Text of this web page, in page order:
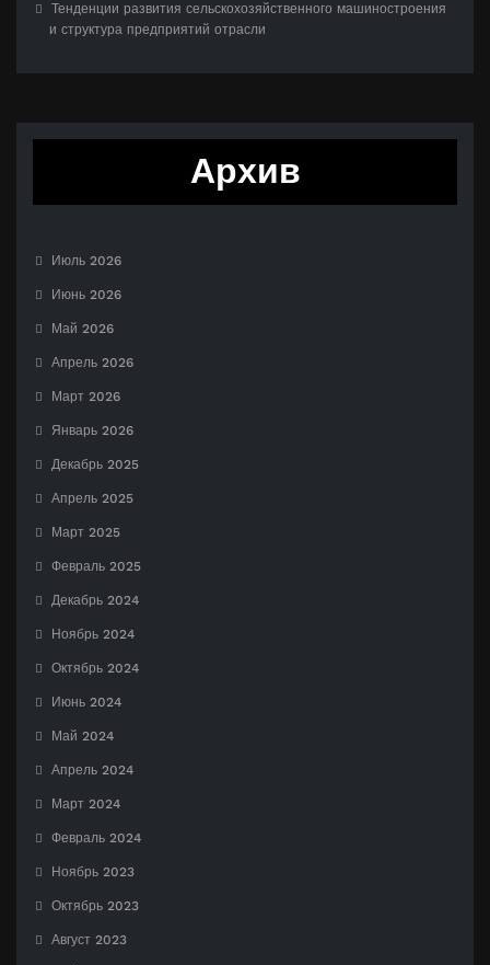
Тенденции развития сельскохозяйственного машиностроения
и структура предприятий отрасли
Архив
Июль 2026
Июнь 2026
Май 2026
Апрель 2026
Март 2026
Январь 2026
Декабрь 2025
Апрель 2025
Март 2025
Февраль 2025
Декабрь 2024
Ноябрь 2024
Октябрь 2024
Июнь 2024
Май 2024
Апрель 2024
Март 2024
Февраль 2024
Ноябрь 2023
Октябрь 2023
Август 2023